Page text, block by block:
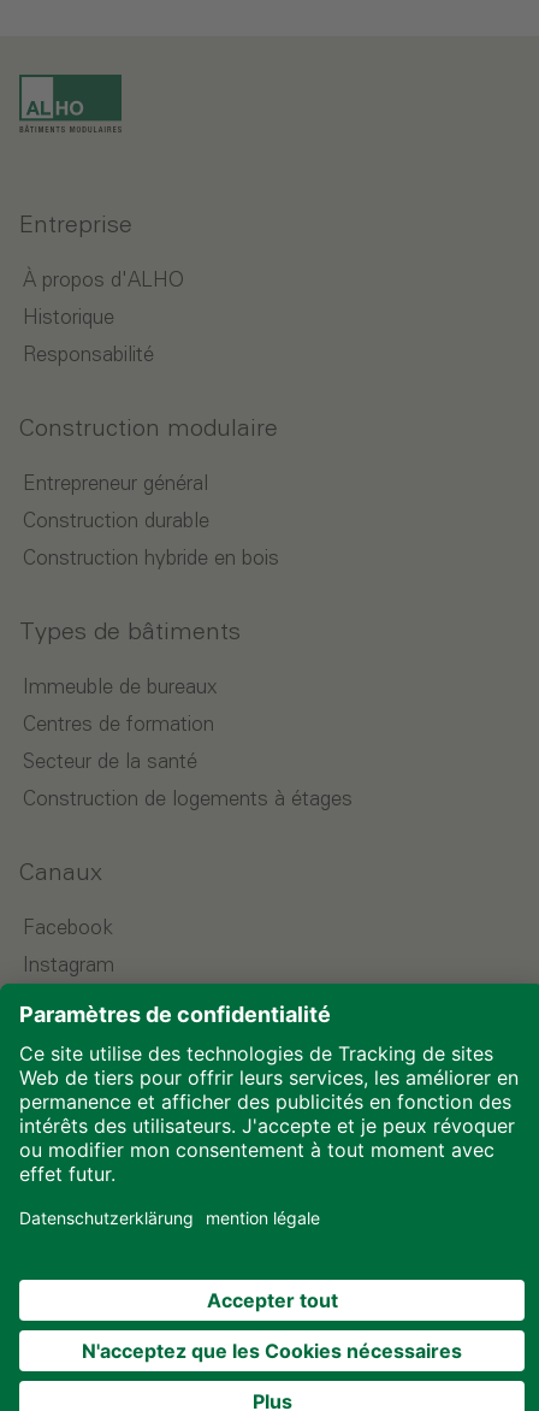
Entreprise
À propos d'ALHO
Historique
Responsabilité
Construction modulaire
Entrepreneur général
Construction durable
Construction hybride en bois
Types de bâtiments
Immeuble de bureaux
Centres de formation
Secteur de la santé
Construction de logements à étages
Canaux
Facebook
Instagram
LinkedIn
Choisir la langue
Protection des données
Téléchargements